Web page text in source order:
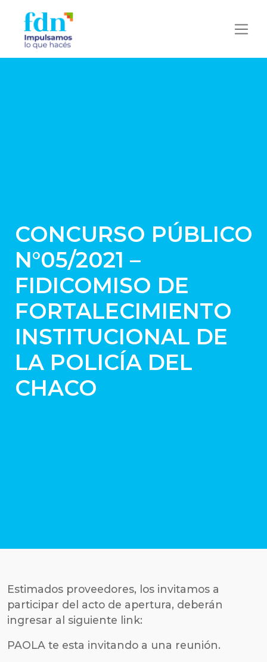
CONCURSO PÚBLICO
N°05/2021 –
FIDICOMISO DE
FORTALECIMIENTO
INSTITUCIONAL DE
LA POLICÍA DEL
CHACO
Estimados proveedores, los invitamos a
participar del acto de apertura, deberán
ingresar al siguiente link:
PAOLA te esta invitando a una reunión.